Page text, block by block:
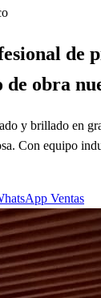
de
obra
y brillado en
Con equipo
Ventas